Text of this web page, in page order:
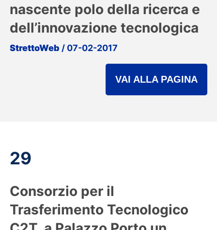
nascente polo della ricerca e
dell’innovazione tecnologica
StrettoWeb / 07-02-2017
VAI ALLA PAGINA
29
Consorzio per il
Trasferimento Tecnologico